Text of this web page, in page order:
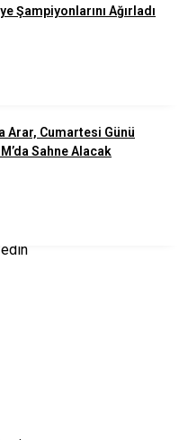
Şampiyonlarını Ağırladı
Arar, Cumartesi Günü
Sahne Alacak